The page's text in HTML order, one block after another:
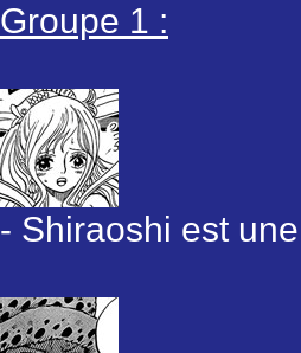
Groupe 1 :
- Shiraoshi est